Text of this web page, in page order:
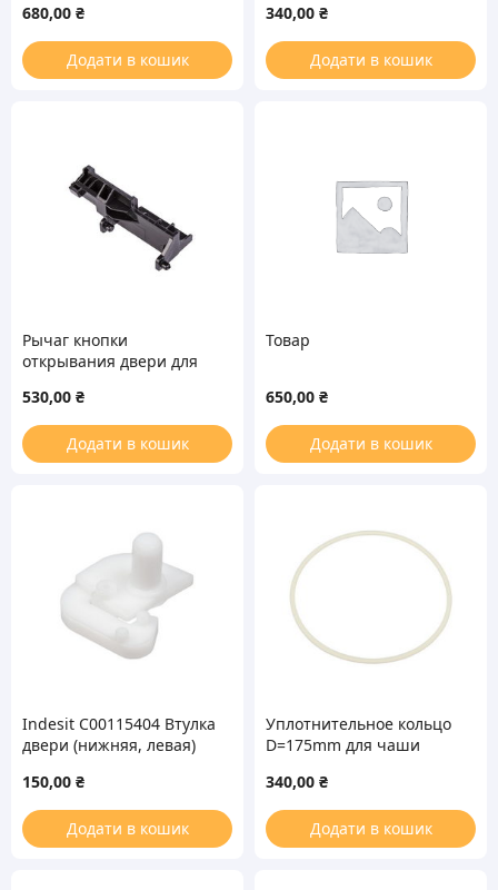
680,00 ₴
Додати в кошик
340,00 ₴
Додати в кошик
Рычаг кнопки
открывания двери для
264540
530,00 ₴
Додати в кошик
Товар
650,00 ₴
Додати в кошик
Indesit C00115404 Втулка
двери (нижняя, левая)
150,00 ₴
Додати в кошик
Уплотнительное кольцо
D=175mm для чаши
APH95-480-X0
340,00 ₴
Додати в кошик